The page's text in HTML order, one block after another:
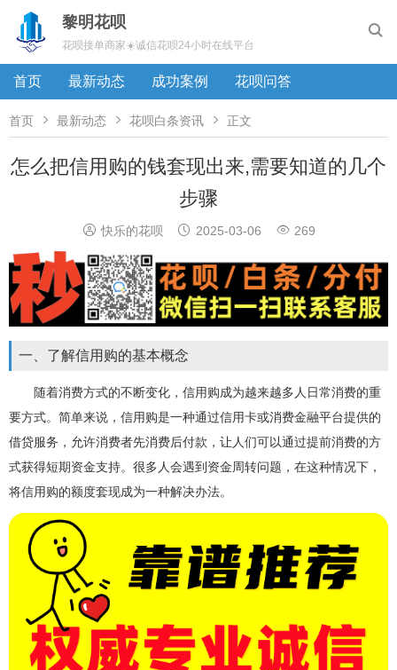

黎明花呗
花呗接单商家☀️诚信花呗24小时在线平台
首页 最新动态 成功案例 花呗问答
首页  最新动态  花呗白条资讯  正文
怎么把信用购的钱套现出来,需要知道的几个
步骤
 快乐的花呗  2025-03-06  269
一、了解信用购的基本概念
随着消费方式的不断变化，信用购成为越来越多人日常消费的重
要方式。简单来说，信用购是一种通过信用卡或消费金融平台提供的
借贷服务，允许消费者先消费后付款，让人们可以通过提前消费的方
式获得短期资金支持。很多人会遇到资金周转问题，在这种情况下，
将信用购的额度套现成为一种解决办法。